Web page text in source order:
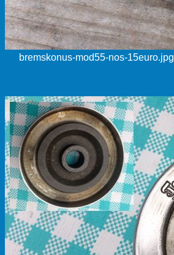
bremskonus-mod55-nos-15euro.jpg